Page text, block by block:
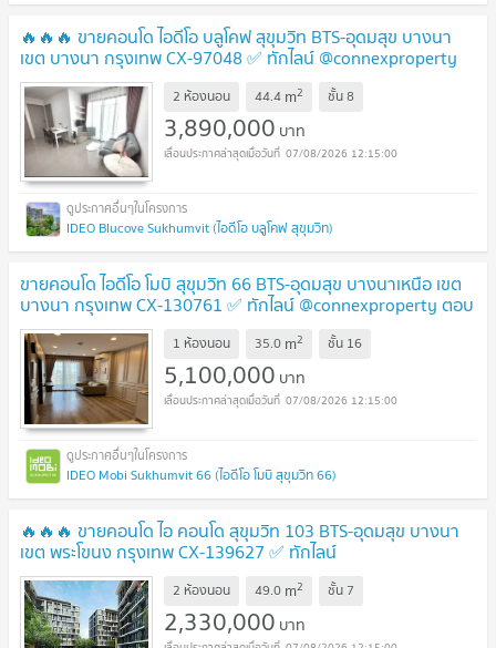
🔥🔥🔥 ขายคอนโด ไอดีโอ บลูโคฟ สุขุมวิท BTS-อุดมสุข บางนา
เขต บางนา กรุงเทพ CX-97048 ✅ ทักไลน์ @connexproperty
ตอบทันที ทีมงานมืออาชีพ ✅ 🔥🔥🔥
2 ห้องนอน 44.4 m2 ชั้น8
3,890,000 บาท
07/08/2026 12:15:00
IDEO Blucove Sukhumvit (ไอดีโอ บลูโคฟ สุขุมวิท)
ขายคอนโด ไอดีโอ โมบิ สุขุมวิท 66 BTS-อุดมสุข บางนาเหนือ เขต
บางนา กรุงเทพ CX-130761 ✅ ทักไลน์ @connexproperty ตอบ
ทันที ทีมงานมืออาชีพ ✅
1 ห้องนอน 35.0 m2 ชั้น 16
5,100,000 บาท
07/08/2026 12:15:00
IDEO Mobi Sukhumvit 66 (ไอดีโอ โมบิ สุขุมวิท 66)
🔥🔥🔥 ขายคอนโด ไอ คอนโด สุขุมวิท 103 BTS-อุดมสุข บางนา
เขต พระโขนง กรุงเทพ CX-139627 ✅ ทักไลน์
@connexproperty ตอบทันที ทีมงานมืออาชีพ ✅ 🔥🔥🔥
2 ห้องนอน 49.0 m2 ชั้น 7
2,330,000 บาท